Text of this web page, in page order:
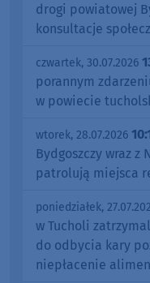
drogi powiatowej
konsultacje
czwartek, 30.07.2026
porannym
w powiecie
wtorek, 28.07.2026
Bydgoszczy wraz z
patrolują miejsca
poniedziałek,
w Tucholi
do odbycia kary
niepłacenie